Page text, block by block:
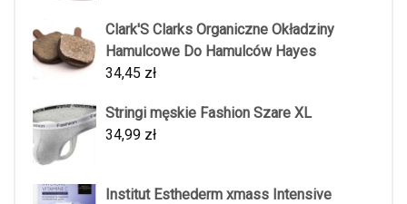
Clark'S Clarks Organiczne Okładziny
Hamulcowe Do Hamulców Hayes
34,45 zł
Stringi męskie Fashion Szare XL
34,99 zł
Institut Esthederm xmass Intensive